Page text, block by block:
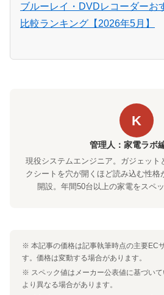
ブルーレイ・DVDレコーダーお
比較ランキング【2026年5月】
K
管理人：家電ラボ
現役システムエンジニア。ガジェット
クシートを穴が開くほど読み込む性格
開設。年間50台以上の家電をスペ
※ 本記事の価格は記事執筆時点の主要EC
す。価格は変動する場合があります。
※ スペック値はメーカー公表値に基づい
より異なる場合があります。